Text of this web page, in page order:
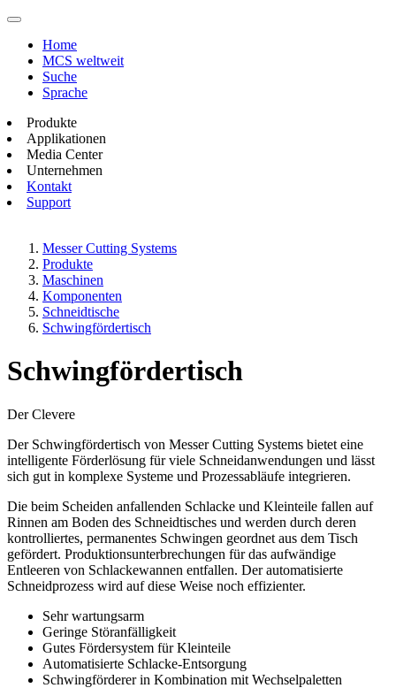
Home
MCS weltweit
Suche
Sprache
Produkte
Applikationen
Media Center
Unternehmen
Kontakt
Support
Messer Cutting Systems
Produkte
Maschinen
Komponenten
Schneidtische
Schwingfördertisch
Schwingfördertisch
Der Clevere
Der Schwingfördertisch von Messer Cutting Systems bietet eine
intelligente Förderlösung für viele Schneidanwendungen und lässt
sich gut in komplexe Systeme und Prozessabläufe integrieren.
Die beim Scheiden anfallenden Schlacke und Kleinteile fallen auf
Rinnen am Boden des Schneidtisches und werden durch deren
kontrolliertes, permanentes Schwingen geordnet aus dem Tisch
gefördert. Produktionsunterbrechungen für das aufwändige
Entleeren von Schlackewannen entfallen. Der automatisierte
Schneidprozess wird auf diese Weise noch effizienter.
Sehr wartungsarm
Geringe Störanfälligkeit
Gutes Fördersystem für Kleinteile
Automatisierte Schlacke-Entsorgung
Schwingförderer in Kombination mit Wechselpaletten